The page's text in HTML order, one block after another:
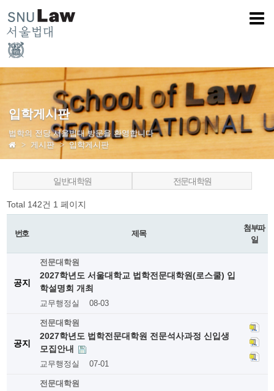
입학게시판
법학의 전당 서울법대 방문을 환영합니다
게시판
입학게시판
일반대학원 전문대학원
Total 142건 1 페이지
번호 제목
첨부파
일
공지
전문대학원
2027학년도 서울대학교 법학전문대학원(로스쿨) 입
학설명회 개최
교무행정실 08-03
공지
전문대학원
2027학년도 법학전문대학원 전문석사과정 신입생
모집안내
교무행정실 07-01
전문대학원